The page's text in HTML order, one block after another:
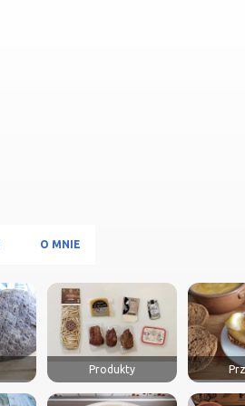
O MNIE
Produkty